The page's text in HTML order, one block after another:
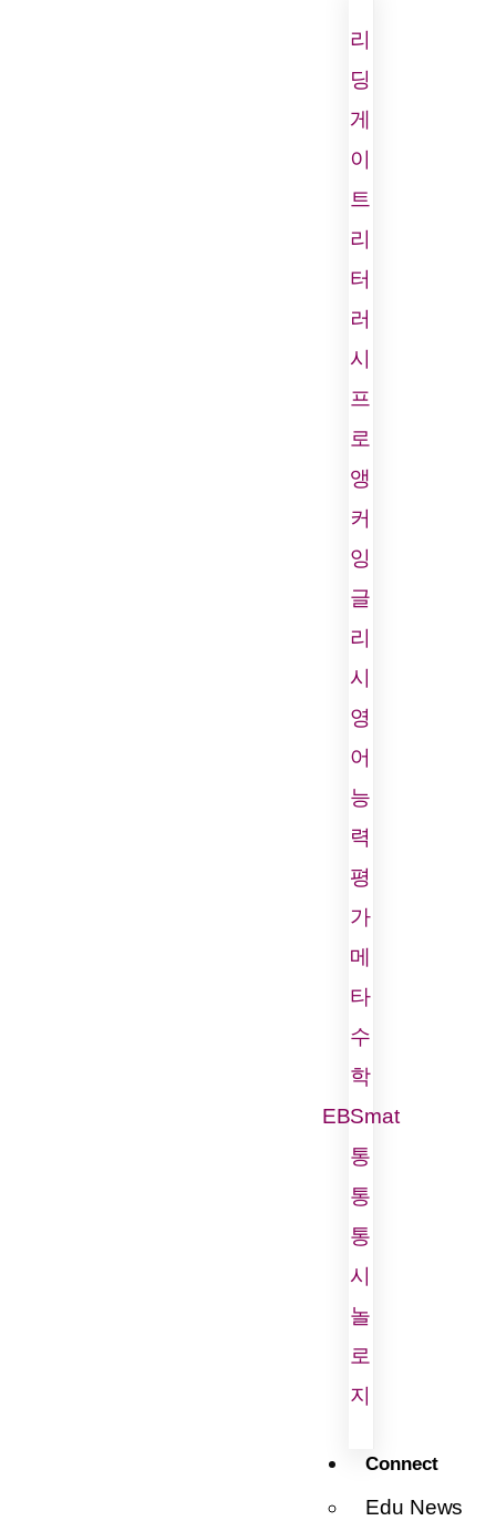
리
딩
게
이
트
리
터
러
시
프
로
앵
커
잉
글
리
시
영
어
능
력
평
가
메
타
수
학
EBSmat
통
통
통
시
놀
로
지
Connect
Edu News